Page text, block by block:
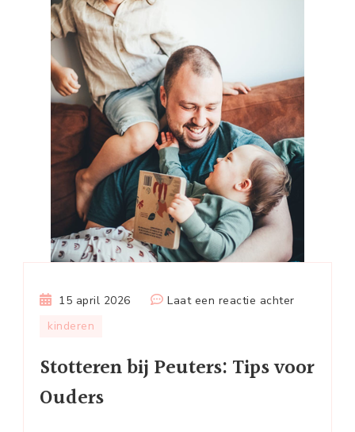
15 april 2026 Laat een reactie achterop
Peuters:
kinderen
Stotteren bij Peuters: Tips voor
Ouders